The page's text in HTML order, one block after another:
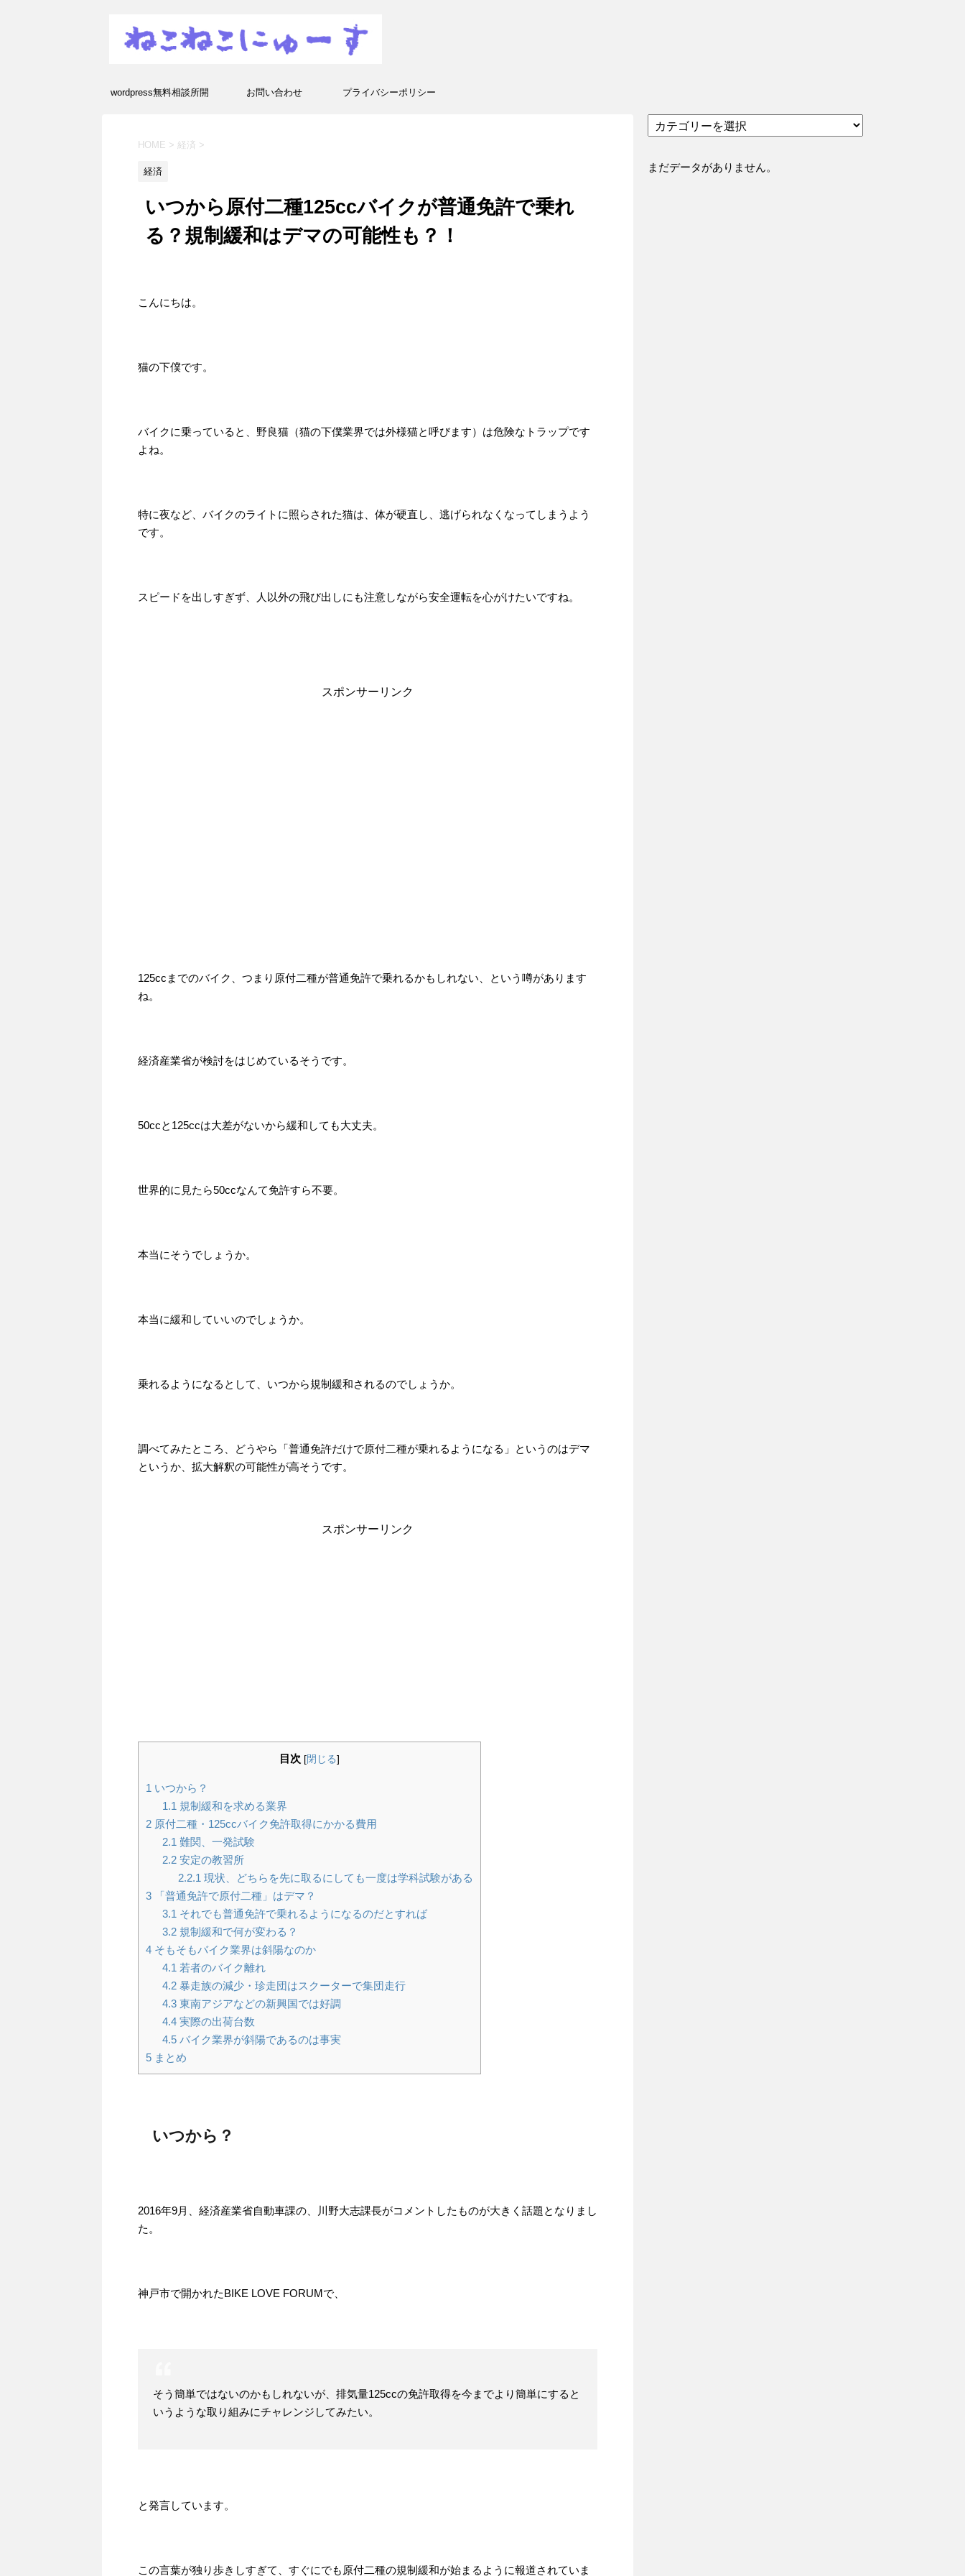
wordpress無料相談所開
ます！
お問い合わせ プライバシーポリシー
HOME > 経済 >
経済
いつから原付二種125ccバイクが普通免許で乗れ
る？規制緩和はデマの可能性も？！
こんにちは。
猫の下僕です。
バイクに乗っていると、野良猫（猫の下僕業界では外様猫と呼びます）は危険なトラップです
よね。
特に夜など、バイクのライトに照らされた猫は、体が硬直し、逃げられなくなってしまうよう
です。
スピードを出しすぎず、人以外の飛び出しにも注意しながら安全運転を心がけたいですね。
スポンサーリンク
125ccまでのバイク、つまり原付二種が普通免許で乗れるかもしれない、という噂があります
ね。
経済産業省が検討をはじめているそうです。
50ccと125ccは大差がないから緩和しても大丈夫。
世界的に見たら50ccなんて免許すら不要。
本当にそうでしょうか。
本当に緩和していいのでしょうか。
乗れるようになるとして、いつから規制緩和されるのでしょうか。
調べてみたところ、どうやら「普通免許だけで原付二種が乗れるようになる」というのはデマ
というか、拡大解釈の可能性が高そうです。
スポンサーリンク
目次 [閉じる]
1 いつから？
1.1 規制緩和を求める業界
2 原付二種・125ccバイク免許取得にかかる費用
2.1 難関、一発試験
2.2安定の教習所
2.2.1 現状、どちらを先に取るにしても一度は学科試験がある
3 「普通免許で原付二種」はデマ？
3.1 それでも普通免許で乗れるようになるのだとすれば
3.2規制緩和で何が変わる？
4 そもそもバイク業界は斜陽なのか
4.1 若者のバイク離れ
4.2暴走族の減少・珍走団はスクーターで集団走行
4.3東南アジアなどの新興国では好調
4.4実際の出荷台数
4.5バイク業界が斜陽であるのは事実
5 まとめ
いつから？
2016年9月、経済産業省自動車課の、川野大志課長がコメントしたものが大きく話題となりまし
た。
神戸市で開かれたBIKE LOVE FORUMで、
そう簡単ではないのかもしれないが、排気量125ccの免許取得を今までより簡単にすると
いうような取り組みにチャレンジしてみたい。
と発言しています。
この言葉が独り歩きしすぎて、すぐにでも原付二種の規制緩和が始まるように報道されていま
テ
リ
まだデータがありません。